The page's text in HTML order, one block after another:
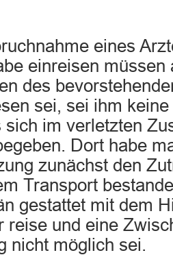
eines
einreisen müssen
des
sei, sei ihm
sich im verletzten
Dort habe
zunächst den
Transport
gestattet mit dem
reise und eine
nicht möglich sei.